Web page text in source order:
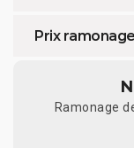
Prix
Ramonage